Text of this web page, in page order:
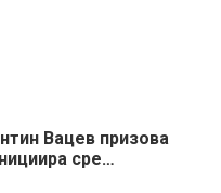
Вацев призова
сре…